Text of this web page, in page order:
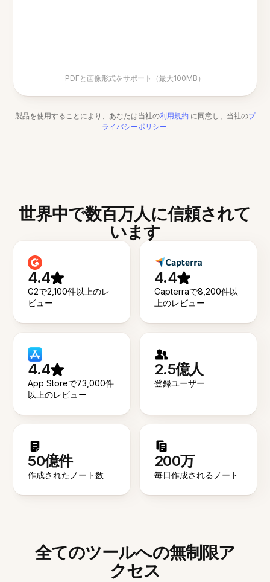
PDFと画像形式をサポート（最大100MB）
製品を使用することにより、あなたは当社の利用規約 に同意し、当社のプ
ライバシーポリシー.
世界中で数百万人に信頼されて
います
4.4
G2で2,100件以上のレ
ビュー
4.4
Capterraで8,200件以
上のレビュー
4.4
App Storeで73,000件
以上のレビュー
2.5億人
登録ユーザー
50億件
作成されたノート数
200万
毎日作成されるノート
全てのツールへの無制限ア
クセス